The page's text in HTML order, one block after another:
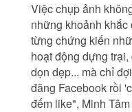
Việc chụp ảnh
những khoảnh khắc
từng chứng kiến
hoạt động dựng
dọn dẹp... mà chỉ
đăng Facebook rồi
đếm like", Minh Tâm